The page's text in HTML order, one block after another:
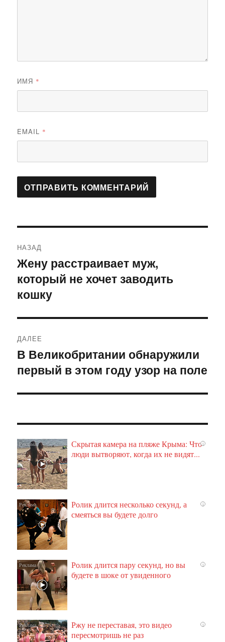
ИМЯ *
EMAIL *
по
записям
НАЗАД
Предыдущая
запись:
Жену расстраивает муж,
который не хочет заводить
кошку
ДАЛЕЕ
Следующая
запись:
В Великобритании обнаружили
первый в этом году узор на поле
i
Скрытая камера на пляже Крыма: Что
люди вытворяют, когда их не видят...
i
Ролик длится несколько секунд, а
смеяться вы будете долго
i
Ролик длится пару секунд, но вы
будете в шоке от увиденного
i
Ржу не переставая, это видео
пересмотришь не раз